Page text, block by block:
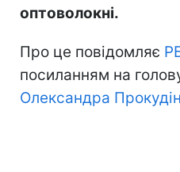
оптоволокні.
Про це повідомляє
посиланням на
Олександра